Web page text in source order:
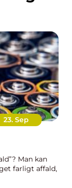
23. Sep
Man kan
farligt affald,